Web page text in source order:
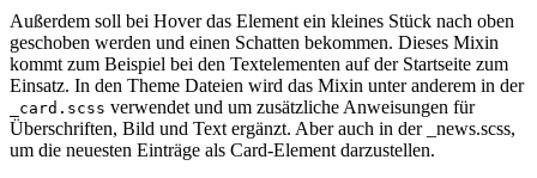
Außerdem soll bei Hover das Element ein kleines Stück nach oben
geschoben werden und einen Schatten bekommen. Dieses Mixin
kommt zum Beispiel bei den Textelementen auf der Startseite zum
Einsatz. In den Theme Dateien wird das Mixin unter anderem in der
_card.scss verwendet und um zusätzliche Anweisungen für
Überschriften, Bild und Text ergänzt. Aber auch in der _news.scss,
um die neuesten Einträge als Card-Element darzustellen.